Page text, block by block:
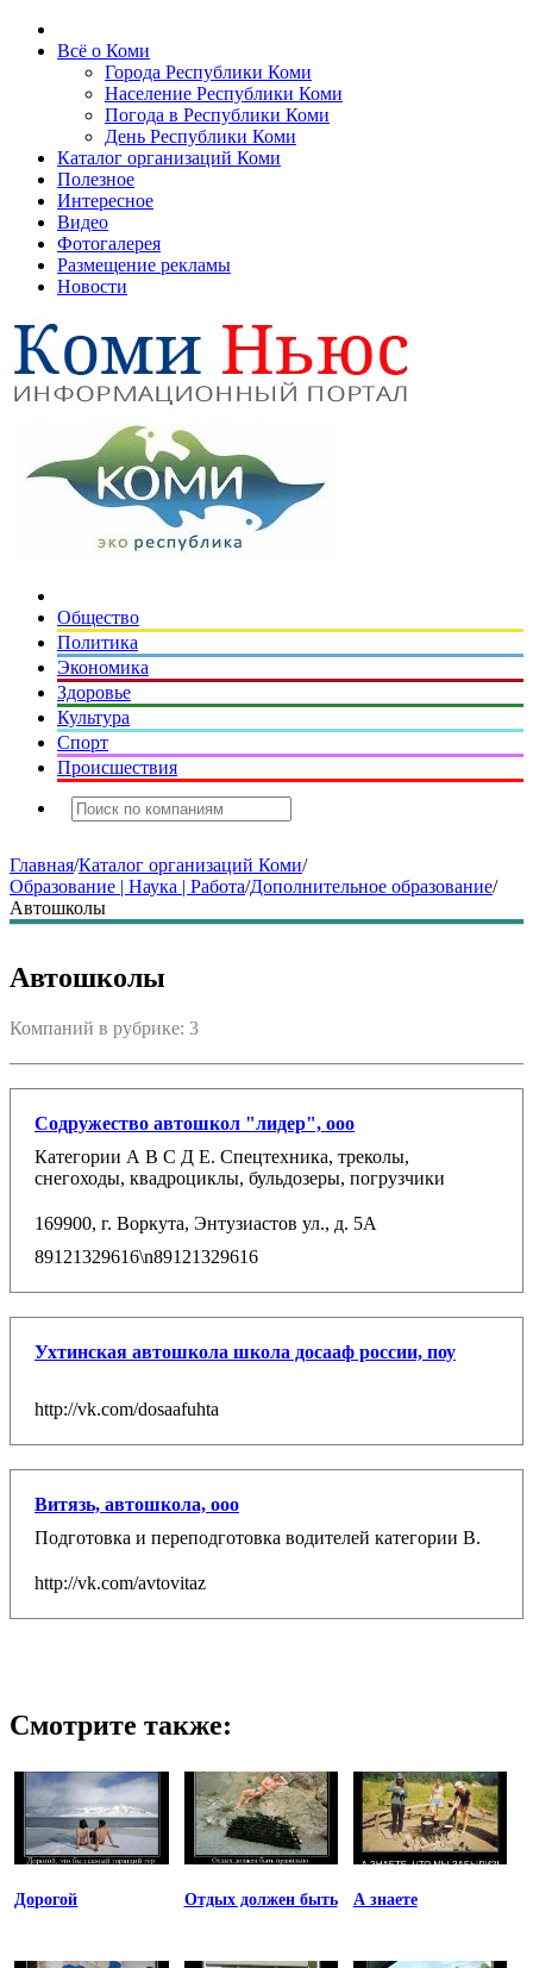
Всё о Коми
Города Республики Коми
Население Республики Коми
Погода в Республики Коми
День Республики Коми
Каталог организаций Коми
Полезное
Интересное
Видео
Фотогалерея
Размещение рекламы
Новости
Общество
Политика
Экономика
Здоровье
Культура
Спорт
Происшествия
Главная/Каталог организаций Коми/
Образование | Наука | Работа/Дополнительное образование/
Автошколы
Автошколы
Компаний в рубрике: 3
Содружество автошкол "лидер", ооо
Категории А В С Д Е. Спецтехника, треколы,
снегоходы, квадроциклы, бульдозеры, погрузчики
169900, г. Воркута, Энтузиастов ул., д. 5A
89121329616\n89121329616
Ухтинская автошкола школа досааф россии, поу
http://vk.com/dosaafuhta
Витязь, автошкола, ооо
Подготовка и переподготовка водителей категории В.
http://vk.com/avtovitaz
Смотрите также:
Дорогой Отдых должен быть А знаете